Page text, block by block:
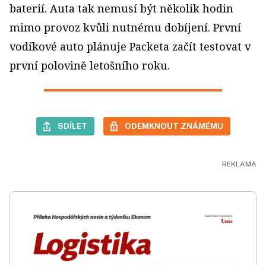
baterií. Auta tak nemusí být několik hodin
mimo provoz kvůli nutnému dobíjení. První
vodíkové auto plánuje Packeta začít testovat v
první polovině letošního roku.
SDÍLET ODEMKNOUT ZNÁMÉMU